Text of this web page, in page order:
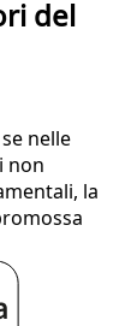
del
nelle
non
la